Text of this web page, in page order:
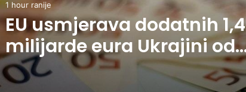
1 hour ranije
EU usmjerava dodatnih 1,4
milijarde eura Ukrajini od
zamrznute ruske imovine
Svijet
4 hours ranije